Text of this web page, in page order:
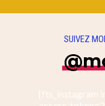
SUIVEZ
[fts_instagram